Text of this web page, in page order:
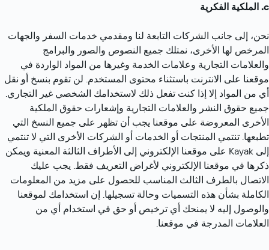
الملكية الفكرية
نحن، إلى جانب الشركات التابعة لنا ومقدمي خدمات السفر والجهات
المرخص لها الأخرى، نمتلك جميع النصوص والصور والبرامج
والعلامات التجارية وعلامات الخدمة وغيرها من المواد الواردة في
موقعنا على الانترنت باستثناء محتوى المستخدم. لن تقوم بنسخ أو نقل
أي من المواد إلا إذا كنت تفعل ذلك لاستخدامك الشخصي غير التجاري.
جميع حقوق النشر والعلامات التجارية وإشعارات حقوق الملكية
الأخرى المعروضة على موقعنا يجب أن تظهر على جميع النسخ التي
تطبعها. تنتمي المنتجات أو الخدمات أو الشركات الأخرى التي لا تنتمي
إلى Kayak على موقعنا الإلكتروني إلى الأطراف الثالثة المعنية ويمكن
ذكرها في موقعنا الإلكتروني لأغراض التعريف فقط. يجب عليك
الاتصال بالطرف الثالث المناسب للحصول على مزيد من المعلومات
الكاملة بشأن هذه التسميات وحالة تسجيلها. إن استخدامك لموقعنا
والوصول إليه لا يمنحك أي ترخيص أو حق في استخدام أي من
العلامات المدرجة في موقعنا.